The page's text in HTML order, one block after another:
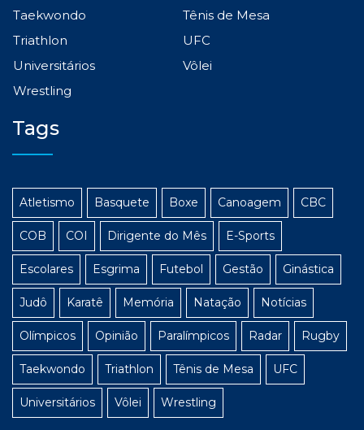
Taekwondo
Tênis de Mesa
Triathlon
UFC
Universitários
Vôlei
Wrestling
Tags
Atletismo Basquete Boxe Canoagem CBC
COB COI Dirigente do Mês E-Sports
Escolares Esgrima Futebol Gestão Ginástica
Judô Karatê Memória Natação Notícias
Olímpicos Opinião Paralímpicos Radar Rugby
Taekwondo Triathlon Tênis de Mesa UFC
Universitários Vôlei Wrestling